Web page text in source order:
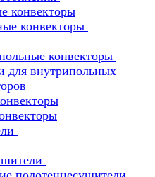
конвекторы
конвекторы
конвекторы
для внутрипольных